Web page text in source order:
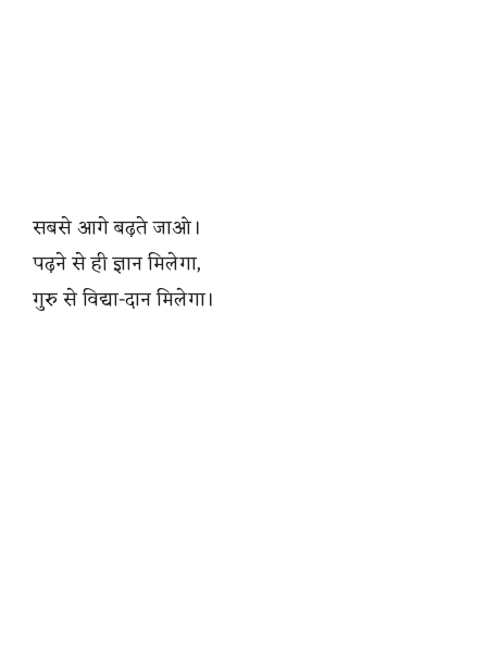
सबसे आगे बढ़ते जाओ।
पढ़ने से ही ज्ञान मिलेगा,
गुरु से विद्या-दान मिलेगा।